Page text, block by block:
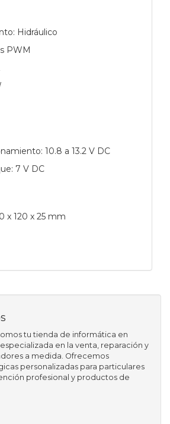
Hidráulico
PWM
10.8 a 13.2 V DC
7 V DC
x 120 x 25 mm
tu tienda de informática en
en la venta, reparación y
a medida. Ofrecemos
personalizadas para particulares
profesional y productos de